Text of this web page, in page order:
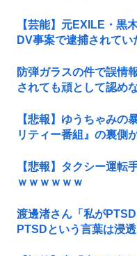
【芸能】元EXILE・黒
DV事案で逮捕されて
防弾ガラスの件で誤情
されても頑として認
【悲報】ゆうちゃみの
リティー番組』の裏側
【悲報】タクシー運転
ｗｗｗｗｗｗ
渡邊渚さん「私が
PTSDという言葉は浸